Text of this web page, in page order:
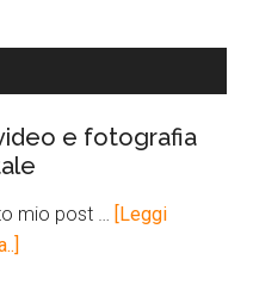
e fotografia
mio post …
[Leggi